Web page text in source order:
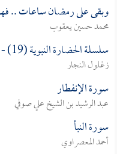
وبقى على رمضان ساعات ..
محمد حسين يعقوب
سلسلة الحضارة النبوية (19) - الخَلقُ من الرزق
زغلول النجار
سورة الإنفطار
عبد الرشيد بن الشيخ علي صوفي
سورة النبأ
أحمد المعصراوي